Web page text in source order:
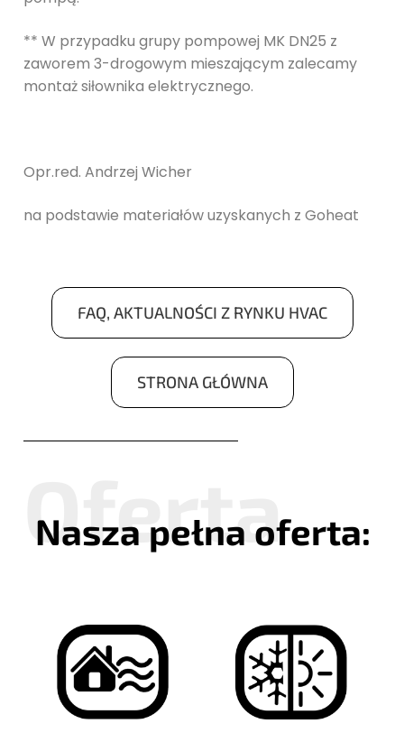
** W przypadku grupy pompowej MK DN25 z
zaworem 3-drogowym mieszającym zalecamy
montaż siłownika elektrycznego.
Opr.red. Andrzej Wicher
na podstawie materiałów uzyskanych z Goheat
FAQ, AKTUALNOŚCI Z RYNKU HVAC
STRONA GŁÓWNA
Nasza pełna oferta: